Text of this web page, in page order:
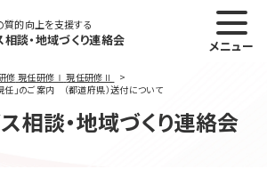
質的向上を支援する
談・地域づくり連絡会 メニュー
修 現任研修Ⅰ 現任研修Ⅱ
」のご案内 （都道府県）送付について
相談・地域づくり連絡会